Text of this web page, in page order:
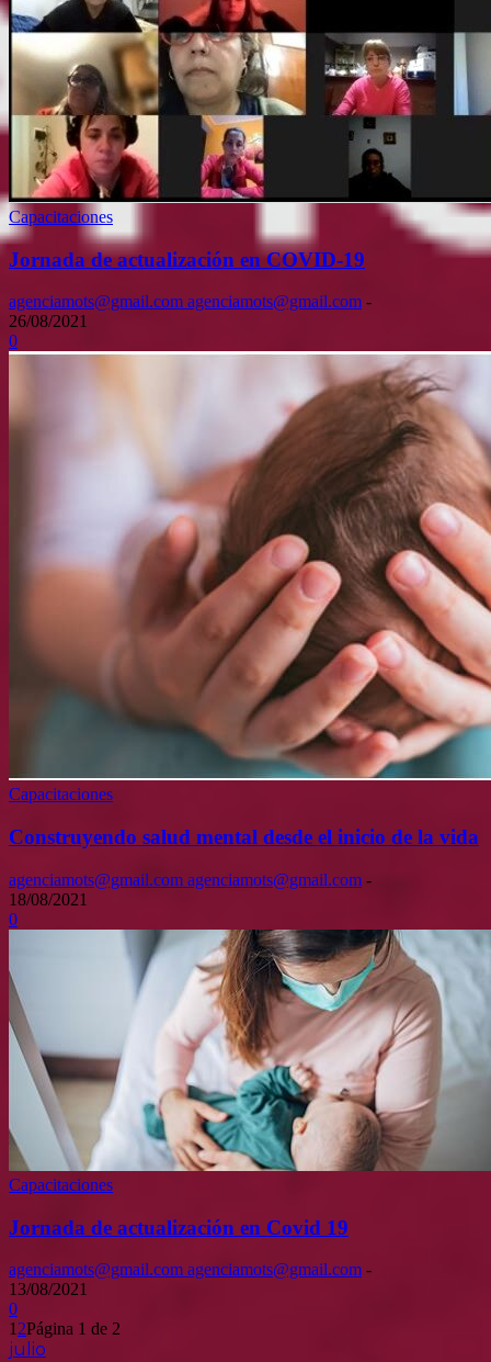
Capacitaciones
Jornada de actualización en COVID-19
agenciamots@gmail.com agenciamots@gmail.com -
26/08/2021
0
Capacitaciones
Construyendo salud mental desde el inicio de la vida
agenciamots@gmail.com agenciamots@gmail.com -
18/08/2021
0
Capacitaciones
Jornada de actualización en Covid 19
agenciamots@gmail.com agenciamots@gmail.com -
13/08/2021
0
1 2Página 1 de 2
julio